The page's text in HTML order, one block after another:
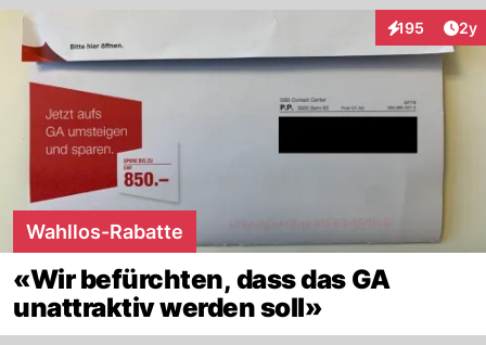
195
Interaktionen
2y
Wahllos-Rabatte
«Wir befürchten, dass das GA
unattraktiv werden soll»